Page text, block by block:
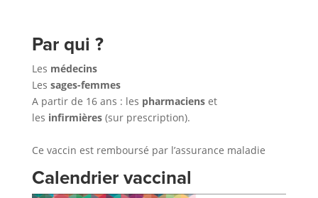
Par qui ?
Les médecins
Les sages-femmes
A partir de 16 ans : les pharmacienset
les infirmières(sur prescription).
Ce vaccin est remboursé par l’assurance maladie
Calendrier vaccinal